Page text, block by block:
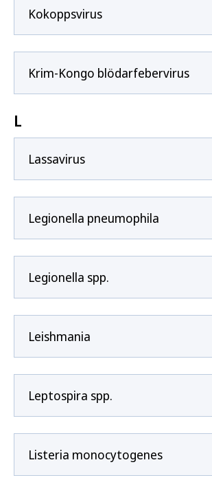
Kokoppsvirus
Krim-Kongo blödarfebervirus
L
Lassavirus
Legionella pneumophila
Legionella spp.
Leishmania
Leptospira spp.
Listeria monocytogenes